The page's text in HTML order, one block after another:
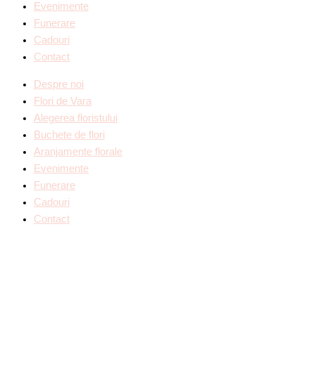
Evenimente
Funerare
Cadouri
Contact
Despre noi
Flori de Vara
Alegerea floristului
Buchete de flori
Aranjamente florale
Evenimente
Funerare
Cadouri
Contact